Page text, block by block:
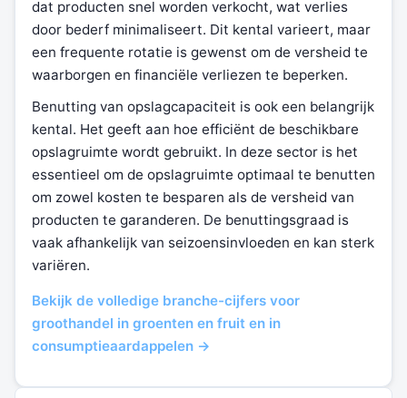
dat producten snel worden verkocht, wat verlies
door bederf minimaliseert. Dit kental varieert, maar
een frequente rotatie is gewenst om de versheid te
waarborgen en financiële verliezen te beperken.
Benutting van opslagcapaciteit is ook een belangrijk
kental. Het geeft aan hoe efficiënt de beschikbare
opslagruimte wordt gebruikt. In deze sector is het
essentieel om de opslagruimte optimaal te benutten
om zowel kosten te besparen als de versheid van
producten te garanderen. De benuttingsgraad is
vaak afhankelijk van seizoensinvloeden en kan sterk
variëren.
Bekijk de volledige branche-cijfers voor
groothandel in groenten en fruit en in
consumptieaardappelen →